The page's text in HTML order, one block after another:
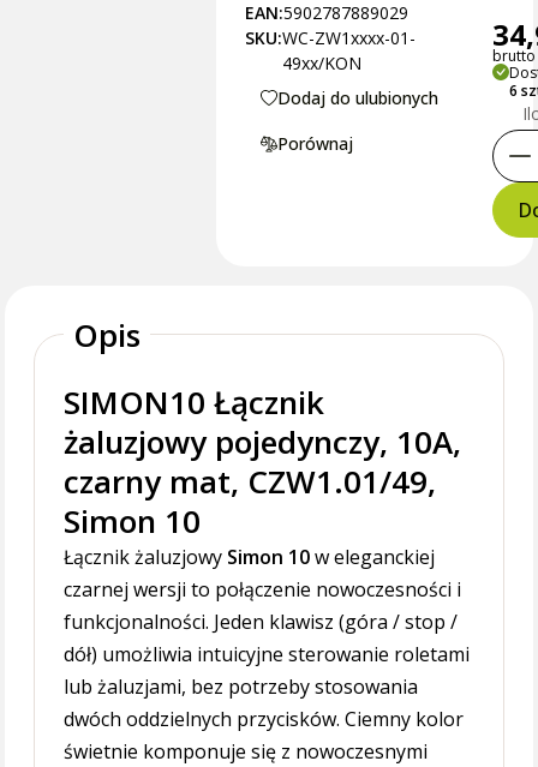
EAN:5902787889029
SKU:WC-ZW1xxxx-01-
49xx/KON
Dodaj do ulubionych
Porównaj
brutto
6
Opis
SIMON10 Łącznik
żaluzjowy pojedynczy, 10A,
czarny mat, CZW1.01/49,
Simon 10
Łącznik żaluzjowy Simon 10w eleganckiej
czarnej wersji to połączenie nowoczesności i
funkcjonalności. Jeden klawisz (góra / stop /
dół) umożliwia intuicyjne sterowanie roletami
lub żaluzjami, bez potrzeby stosowania
dwóch oddzielnych przycisków. Ciemny kolor
świetnie komponuje się z nowoczesnymi